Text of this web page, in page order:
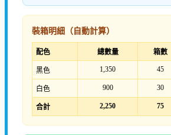
裝箱明細（自動計算）
配色 總數量 箱數
黑色 1,350 45
白色 900 30
合計 2,250 75